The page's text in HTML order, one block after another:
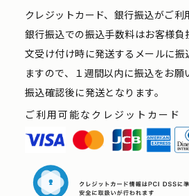
クレジットカード、銀行振込がご利
銀行振込での振込手数料はお客様負
文受け付け時に発送するメールに振
ますので、１週間以内に振込をお
振込確認後に発送となります。
ご利用可能なクレジットカード